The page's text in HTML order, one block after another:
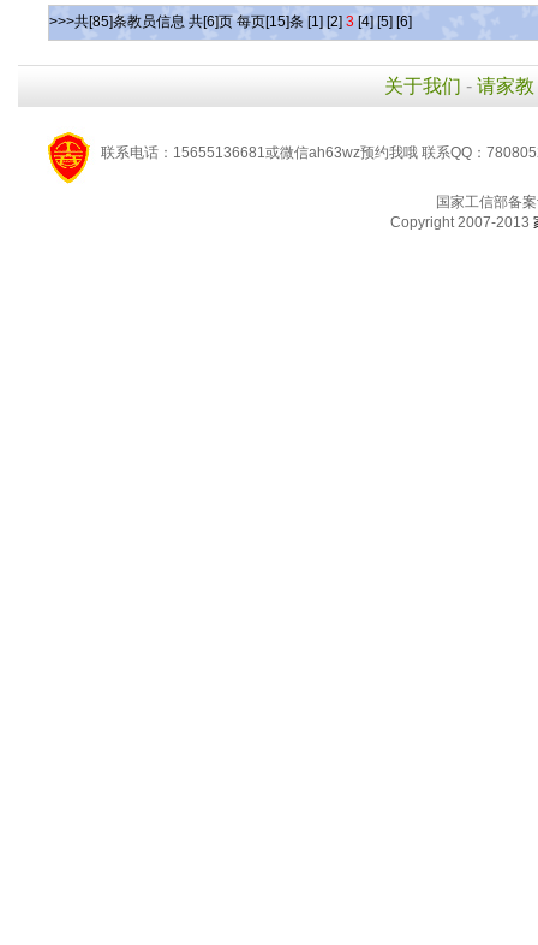
>>>共[85]条教员信息 共[6]页 每页[15]条 [1] [2] 3 [4] [5] [6]
关于我们 - 请家教
联系电话：15655136681或微信ah63wz预约我哦 联系QQ：
国家工信部备
Copyright 2007-2013